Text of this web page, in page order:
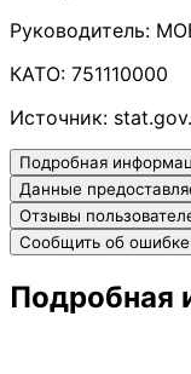
Руководитель:
КАТО: 751110000
Источник:
Подробная
Данные
Отзывы
Сообщить об ошибке
Подробная